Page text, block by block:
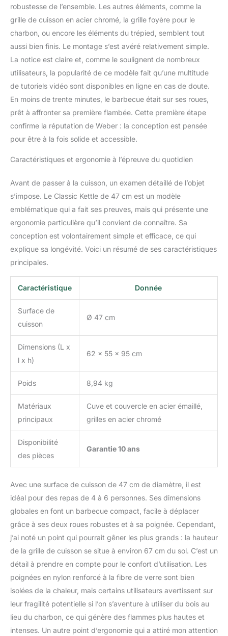
couvercle pour un accès
mains libres Confort
maximum : Le système
de nettoyage One-Touch
cendres, avec un
cendrier amovible pour
un nettoyage facile ;
Équipé de roues
faciles à assembler
Articles livrés : 1 x
Barbecue à charbon
cm, avec roues, noir
robustesse de l’ensemble. Les autres éléments, comme la
grille de cuisson en acier chromé, la grille foyère pour le
charbon, ou encore les éléments du trépied, semblent tout
aussi bien finis. Le montage s’est avéré relativement simple.
La notice est claire et, comme le soulignent de nombreux
utilisateurs, la popularité de ce modèle fait qu’une multitude
de tutoriels vidéo sont disponibles en ligne en cas de doute.
En moins de trente minutes, le barbecue était sur ses roues,
prêt à affronter sa première flambée. Cette première étape
confirme la réputation de Weber : la conception est pensée
pour être à la fois solide et accessible.
Caractéristiques et ergonomie à l’épreuve du quotidien
Avant de passer à la cuisson, un examen détaillé de l’objet
s’impose. Le Classic Kettle de 47 cm est un modèle
emblématique qui a fait ses preuves, mais qui présente une
ergonomie particulière qu’il convient de connaître. Sa
conception est volontairement simple et efficace, ce qui
explique sa longévité. Voici un résumé de ses caractéristiques
principales.
Caractéristique Donnée
Surface de
cuisson
Ø 47 cm
Dimensions (L x
l x h)
62 x 55 x 95 cm
Poids 8,94 kg
Matériaux
principaux
Cuve et couvercle en acier émaillé,
grilles en acier chromé
Disponibilité
des pièces
Garantie 10 ans
Avec une surface de cuisson de 47 cm de diamètre, il est
idéal pour des repas de 4 à 6 personnes. Ses dimensions
globales en font un barbecue compact, facile à déplacer
grâce à ses deux roues robustes et à sa poignée. Cependant,
j’ai noté un point qui pourrait gêner les plus grands : la hauteur
de la grille de cuisson se situe à environ 67 cm du sol. C’est un
détail à prendre en compte pour le confort d’utilisation. Les
poignées en nylon renforcé à la fibre de verre sont bien
isolées de la chaleur, mais certains utilisateurs avertissent sur
leur fragilité potentielle si l’on s’aventure à utiliser du bois au
lieu du charbon, ce qui génère des flammes plus hautes et
intenses. Un autre point d’ergonomie qui a attiré mon attention